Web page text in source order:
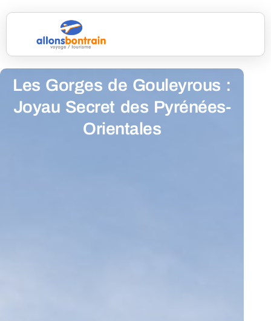
Les Gorges de Gouleyrous :
Joyau Secret des Pyrénées-
Orientales